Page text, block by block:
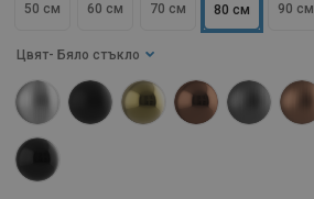
50 см 60 см 70 см 80 см 90 см
Цвят - Бяло стъкло